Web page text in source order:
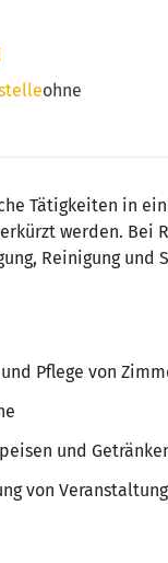
ohne
Tätigkeiten in
werden. Bei
Reinigung und
Pflege von
und
von